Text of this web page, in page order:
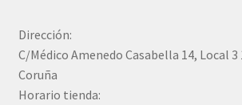
Dirección:
C/Médico Amenedo Casabella 14, Local 3
Coruña
Horario tienda: